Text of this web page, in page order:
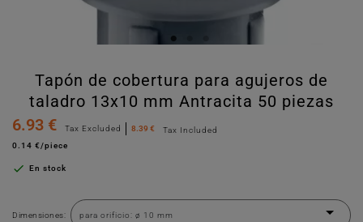
Tapón de cobertura para agujeros de
taladro 13x10 mm Antracita 50 piezas
6.93 €
Tax Excluded 8.39 €
Tax Included
0.14 €/piece
 En stock
Dimensiones: